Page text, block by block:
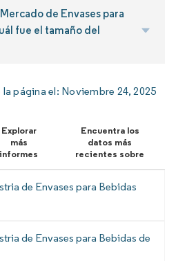
de Envases para
fue el tamaño del
página el: Noviembre 24, 2025
Explorar
más
informes
Encuentra los
datos más
recientes sobre
de Envases para Bebidas
de Envases para Bebidas de